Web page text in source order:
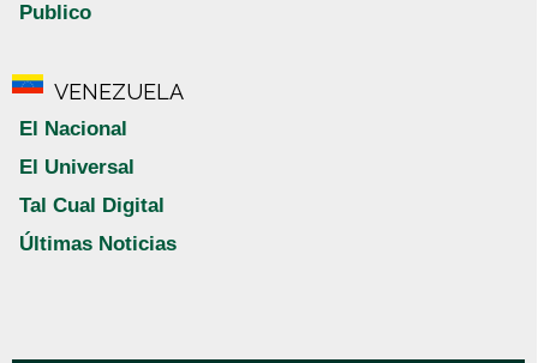
Publico
VENEZUELA
El Nacional
El Universal
Tal Cual Digital
Últimas Noticias